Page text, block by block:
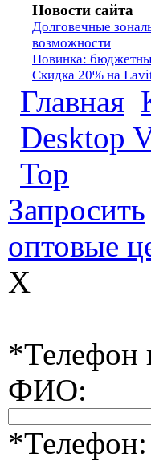
Новости сайта
Долговечные
возможности
Новинка:
Скидка 20% на
Главная
Desktop
Top
Запросить
оптовые
X
*Телефон
ФИО:
*Телефон: